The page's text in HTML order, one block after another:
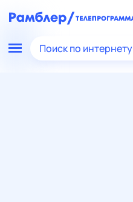
Поиск по интернету